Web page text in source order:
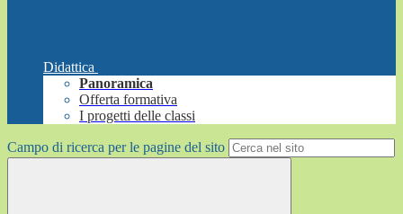
Didattica
Panoramica
Offerta formativa
I progetti delle classi
Campo di ricerca per le pagine del sito